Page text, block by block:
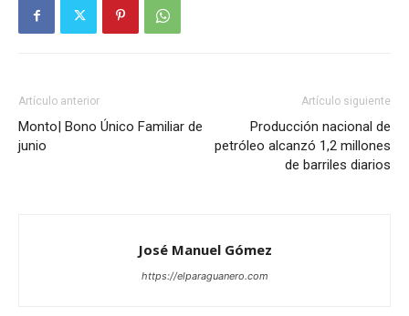
Artículo anterior
Monto| Bono Único Familiar de
junio
Artículo siguiente
Producción nacional de
petróleo alcanzó 1,2 millones
de barriles diarios
José Manuel Gómez
https://elparaguanero.com